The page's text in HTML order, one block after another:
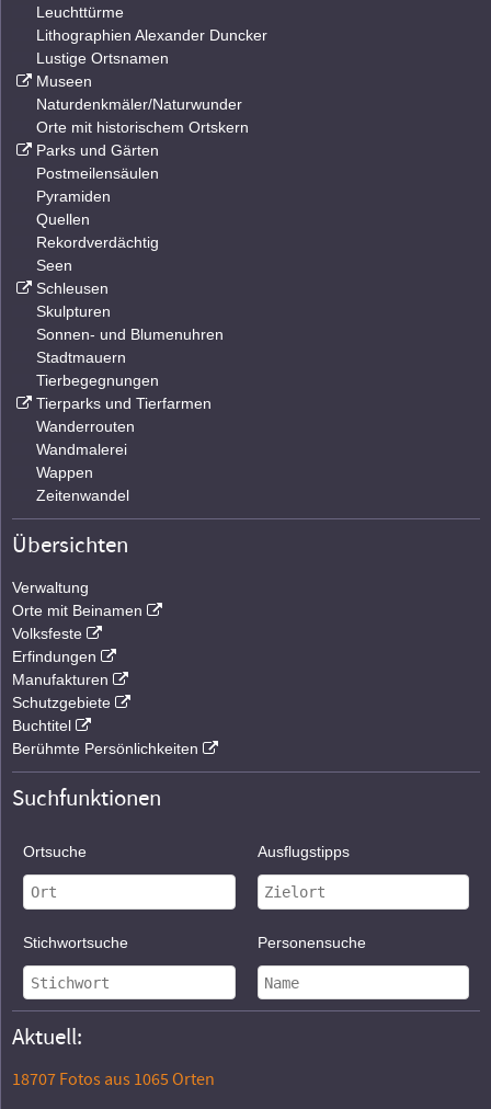
Leuchttürme
Lithographien Alexander Duncker
Lustige Ortsnamen
Museen
Naturdenkmäler/Naturwunder
Orte mit historischem Ortskern
Parks und Gärten
Postmeilensäulen
Pyramiden
Quellen
Rekordverdächtig
Seen
Schleusen
Skulpturen
Sonnen- und Blumenuhren
Stadtmauern
Tierbegegnungen
Tierparks und Tierfarmen
Wanderrouten
Wandmalerei
Wappen
Zeitenwandel
Übersichten
Verwaltung
Orte mit Beinamen
Volksfeste
Erfindungen
Manufakturen
Schutzgebiete
Buchtitel
Berühmte Persönlichkeiten
Suchfunktionen
Ortsuche Ausflugstipps
Stichwortsuche Personensuche
Aktuell:
18707 Fotos aus 1065 Orten